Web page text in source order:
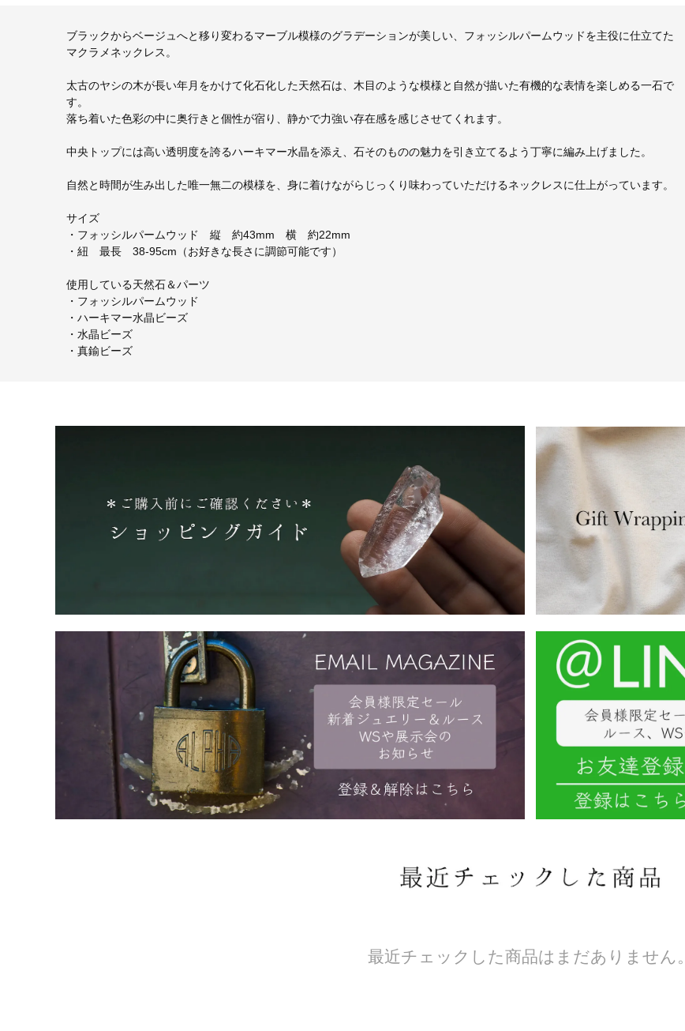
ブラックからベージュへと移り変わるマーブル模様のグラデーションが美しい、フォッシルパームウッドを主役に仕立てた
マクラメネックレス。
太古のヤシの木が長い年月をかけて化石化した天然石は、木目のような模様と自然が描いた有機的な表情を楽しめる一石で
す。
落ち着いた色彩の中に奥行きと個性が宿り、静かで力強い存在感を感じさせてくれます。
中央トップには高い透明度を誇るハーキマー水晶を添え、石そのものの魅力を引き立てるよう丁寧に編み上げました。
自然と時間が生み出した唯一無二の模様を、身に着けながらじっくり味わっていただけるネックレスに仕上がっています。
サイズ
・フォッシルパームウッド 縦 約43mm 横 約22mm
・紐 最長 38-95cm（お好きな長さに調節可能です）
使用している天然石＆パーツ
・フォッシルパームウッド
・ハーキマー水晶ビーズ
・水晶ビーズ
・真鍮ビーズ
最近チェックした商品はまだありません。